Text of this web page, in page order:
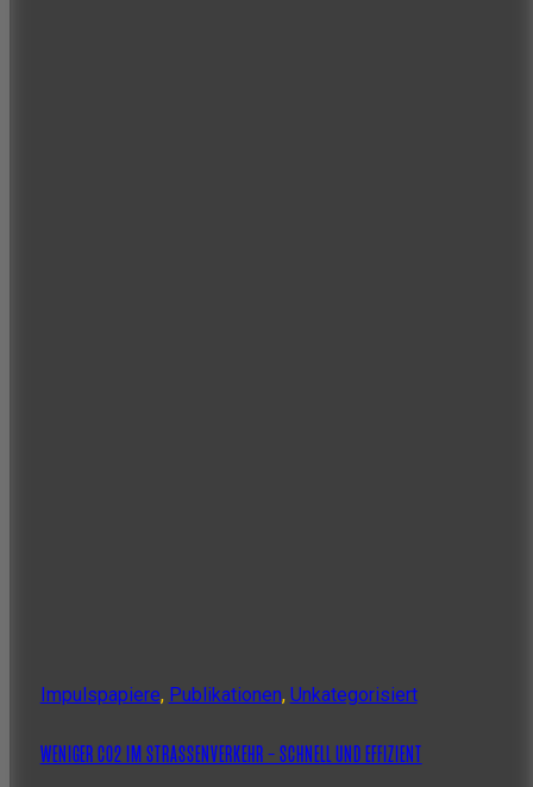
Impulspapiere, Publikationen, Unkategorisiert
WENIGER CO2 IM STRASSENVERKEHR – SCHNELL UND EFFIZIENT